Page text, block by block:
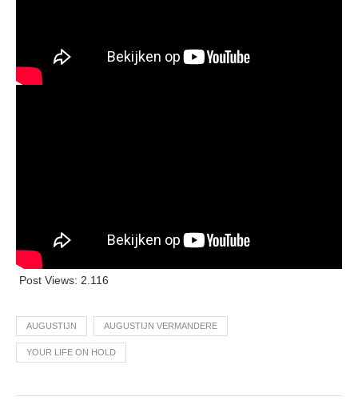
Post Views: 2.116
AUGUSTIJN AUGUSTIJN VERMANDERE
YOUR LIFE ON HOLD